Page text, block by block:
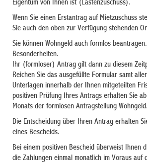
Eigentum von Ihnen ist (Lastenzuschuss).
Wenn Sie einen Erstantrag auf Mietzuschuss
Sie auch den oben zur Verfügung stehenden
Sie können Wohngeld auch formlos
Besonderheiten.
Ihr (formloser) Antrag gilt dann zu diesem
Reichen Sie das ausgefüllte Formular samt
Unterlagen innerhalb der Ihnen mitgeteilten
positiven Prüfung Ihres Antrags erhalten Sie
Monats der formlosen Antragstellung Wohngeld.
Die Entscheidung über Ihren Antrag erhalten
eines Bescheids.
Bei einem positiven Bescheid überweist Ihnen
die Zahlungen einmal monatlich im Voraus auf